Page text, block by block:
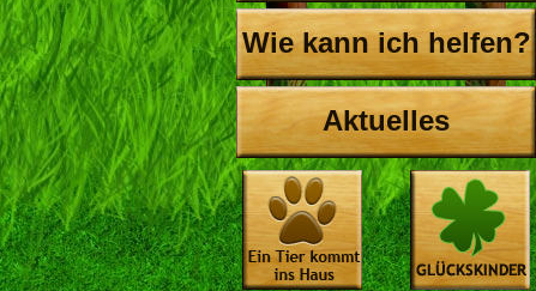
Wie kann ich helfen?
Aktuelles